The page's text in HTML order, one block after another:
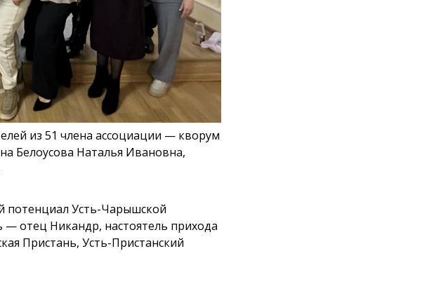
из 51 члена ассоциации — кворум
Белоусова Наталья Ивановна,
потенциал Усть-Чарышской
отец Никандр, настоятель прихода
Пристань, Усть-Пристанский